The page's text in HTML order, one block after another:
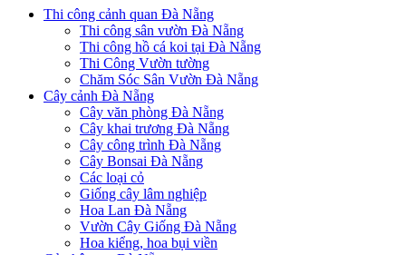
Thi công cảnh quan Đà Nẵng
Thi công sân vườn Đà Nẵng
Thi công hồ cá koi tại Đà Nẵng
Thi Công Vườn tường
Chăm Sóc Sân Vườn Đà Nẵng
Cây cảnh Đà Nẵng
Cây văn phòng Đà Nẵng
Cây khai trương Đà Nẵng
Cây công trình Đà Nẵng
Cây Bonsai Đà Nẵng
Các loại cỏ
Giống cây lâm nghiệp
Hoa Lan Đà Nẵng
Vườn Cây Giống Đà Nẵng
Hoa kiểng, hoa bụi viền